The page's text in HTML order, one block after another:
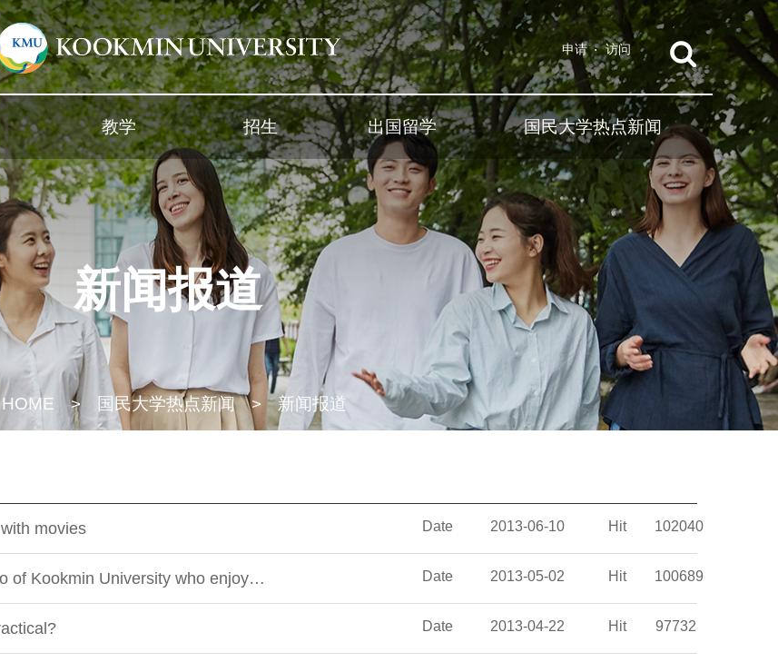
申请 访问
教学 招生 出国留学 国民大学热点新闻
新闻报道
HOME 国民大学热点新闻 新闻报道
movies Date 2013-06-10 Hit 102040
of Kookmin University who enjoy… Date 2013-05-02 Hit 100689
Date 2013-04-22 Hit 97732